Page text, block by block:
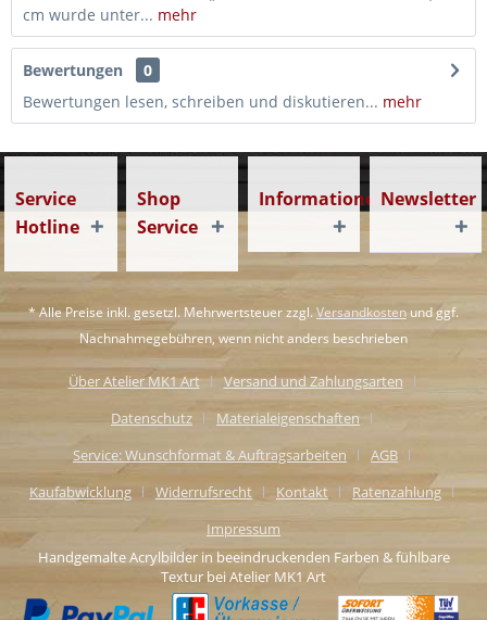
cm wurde unter... mehr
Bewertungen
0
Bewertungen lesen, schreiben und diskutieren... mehr
Service
Hotline
Shop
Service
InformationenNewsletter
* Alle Preise inkl. gesetzl. Mehrwertsteuer zzgl.Versandkosten und ggf.
Nachnahmegebühren, wenn nicht anders beschrieben
Über Atelier MK1 Art
Versand und Zahlungsarten
Datenschutz
Materialeigenschaften
Service: Wunschformat & Auftragsarbeiten
AGB
Kaufabwicklung
Widerrufsrecht Kontakt
Ratenzahlung
Impressum
Handgemalte Acrylbilder in beeindruckenden Farben & fühlbare
Textur bei Atelier MK1 Art